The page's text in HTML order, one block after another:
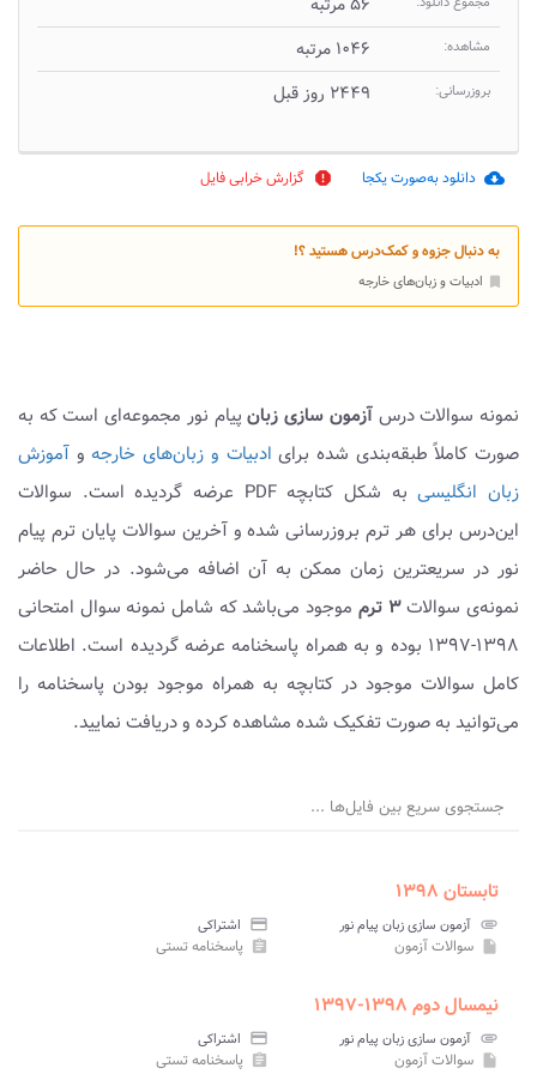
مشاهده: ۱۰۴۶ مرتبه
بروزرسانی: ۲۴۴۹ روز قبل
cloud_download دانلود به‌صورت یکجا report گزارش خرابی فایل
به دنبال جزوه و کمک‌درس هستید ؟!
ادبیات و زبان‌های خارجه
نمونه سوالات درسآزمون سازی زبانپیام نور مجموعه‌ای است که به
صورت کاملاً طبقه‌بندی شده برای ادبیات و زبان‌های خارجه و آموزش
زبان انگلیسی
به شکل کتابچه PDF عرضه گردیده است. سوالات
این‌درس برای هر ترم بروزرسانی شده و آخرین سوالات پایان ترم پیام
نور در سریعترین زمان ممکن به آن اضافه می‌شود. در حال حاضر
نمونه‌ی سوالات۳ ترم
موجود می‌باشد که شامل نمونه سوال امتحانی
۱۳۹۸-۱۳۹۷ بوده و به همراه پاسخنامه عرضه گردیده است. اطلاعات
کامل سوالات موجود در کتابچه به همراه موجود بودن پاسخنامه را
می‌توانید به صورت تفکیک شده مشاهده کرده و دریافت نمایید.
جستجوی سریع بین فایل‌ها ...
تابستان ۱۳۹۸
attachment آزمون سازی زبان پیام نور credit_card اشتراکی
insert_drive_file سوالات آزمون assignment پاسخنامه تستی
نیمسال دوم ۱۳۹۸-۱۳۹۷
attachment آزمون سازی زبان پیام نور credit_card اشتراکی
insert_drive_file سوالات آزمون assignment پاسخنامه تستی